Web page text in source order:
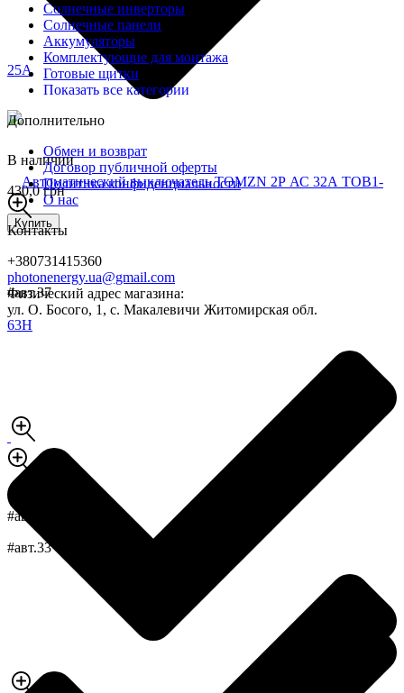
В наличии
430,0 грн
Купить
#авт.37
#авт.33
#авт.44
Солнечные инверторы
Солнечные панели
Аккумуляторы
Комплектующие для монтажа
Готовые щитки
Показать все категории
Дополнительно
Обмен и возврат
Договор публичной оферты
Политика конфиденциальности
О нас
Контакты
+380731415360
photonenergy.ua@gmail.com
Физический адрес магазина:
ул. О. Босого, 1, с. Макалевичи Житомирская обл.